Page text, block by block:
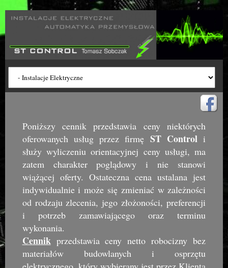
Poniższy cennik przedstawia ceny niektórych
oferowanych usług przez firmę ST Control i
służy wyliczeniu orientacyjnej ceny usługi, ma
zatem charakter poglądowy i nie stanowi
wiążącej oferty. Ostateczna cena ustalana jest
indywidualnie i może się zmieniać w zależności
od rodzaju zlecenia, jego złożoności, preferencji
i potrzeb zamawiającego oraz terminu
wykonania.
Cennikprzedstawia ceny netto robocizny bez
materiałów budowlanych i osprzętu